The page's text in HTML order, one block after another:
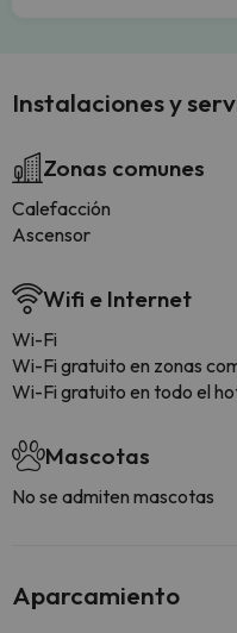
Instalaciones y
Zonas comunes
Calefacción
Ascensor
Wifi e Internet
Wi-Fi
Wi-Fi gratuito en zonas
Wi-Fi gratuito en todo el
Mascotas
No se admiten mascotas
Aparcamiento